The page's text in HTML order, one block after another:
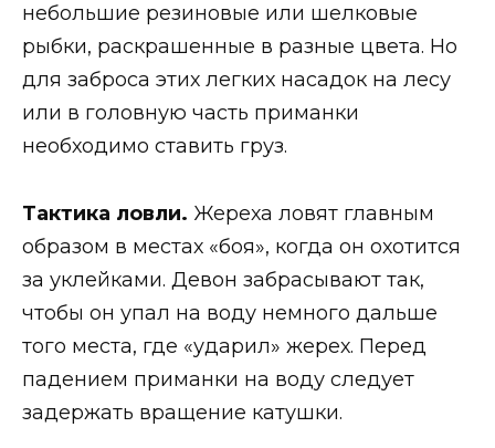
небольшие резиновые или шелковые
рыбки, раскрашенные в разные цвета. Но
для заброса этих легких насадок на лесу
или в головную часть приманки
необходимо ставить груз.
Тактика ловли. Жереха ловят главным
образом в местах «боя», когда он охотится
за уклейками. Девон забрасывают так,
чтобы он упал на воду немного дальше
того места, где «ударил» жерех. Перед
падением приманки на воду следует
задержать вращение катушки.